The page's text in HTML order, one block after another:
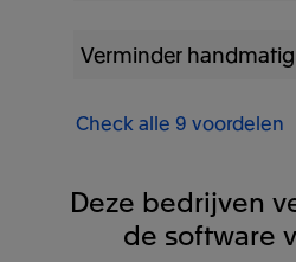
Beheer vanuit één
openstaande facturen
van wat er speelt. Dit
Hierdoor wordt je
overzichtelijk en
Verminder
Door facturatie,
integreren, sluit het
elkaar aan. Dat
Check alle 9 voordelen
Deze bedrijven
de software